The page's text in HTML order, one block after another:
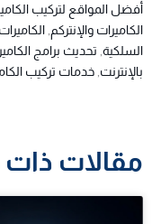
أفضل المواقع لتركيب
الكاميرات والإنتركم
السلكية تحديث برامج
بالإنترنت خدمات تركيب
مقالات